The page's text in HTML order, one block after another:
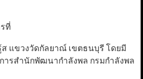
ที่
แขวงวัดกัลยาณ์ เขตธนบุรี โดยมี
ารสำนักพัฒนากำลังพล กรมกำลังพล